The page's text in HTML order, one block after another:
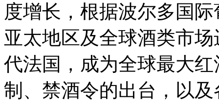
度增长，根据波尔多国
亚太地区及全球酒类市
代法国，成为全球最大
制、禁酒令的出台，以